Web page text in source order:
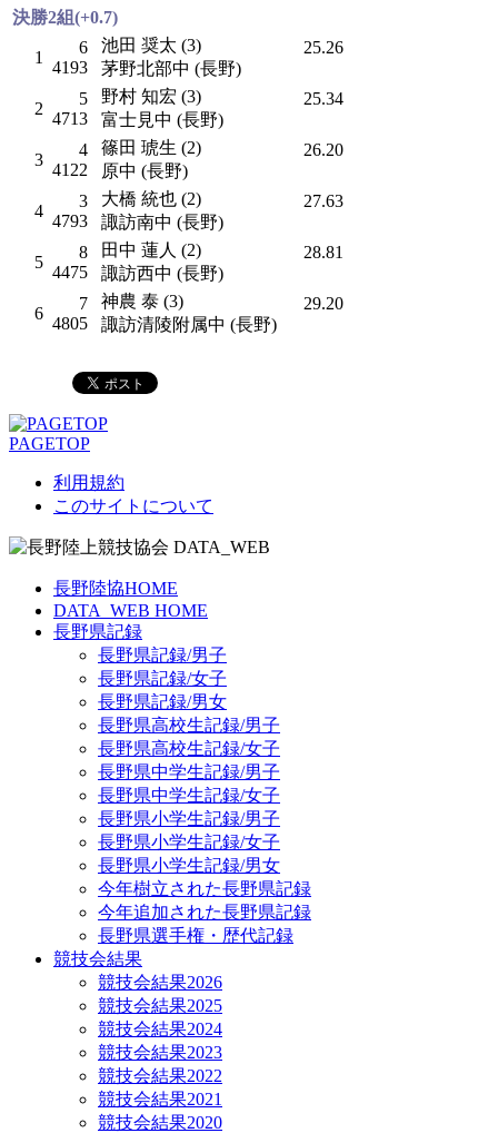
決勝2組(+0.7)
1
6
4193
池田 奨太 (3)
茅野北部中 (長野)
25.26
2
5
4713
野村 知宏 (3)
富士見中 (長野)
25.34
3
4
4122
篠田 琥生 (2)
原中 (長野)
26.20
4
3
4793
大橋 統也 (2)
諏訪南中 (長野)
27.63
5
8
4475
田中 蓮人 (2)
諏訪西中 (長野)
28.81
6
7
4805
神農 泰 (3)
諏訪清陵附属中 (長野)
29.20
PAGETOP
利用規約
このサイトについて
長野陸協HOME
DATA_WEB HOME
長野県記録
長野県記録/男子
長野県記録/女子
長野県記録/男女
長野県高校生記録/男子
長野県高校生記録/女子
長野県中学生記録/男子
長野県中学生記録/女子
長野県小学生記録/男子
長野県小学生記録/女子
長野県小学生記録/男女
今年樹立された長野県記録
今年追加された長野県記録
長野県選手権・歴代記録
競技会結果
競技会結果2026
競技会結果2025
競技会結果2024
競技会結果2023
競技会結果2022
競技会結果2021
競技会結果2020